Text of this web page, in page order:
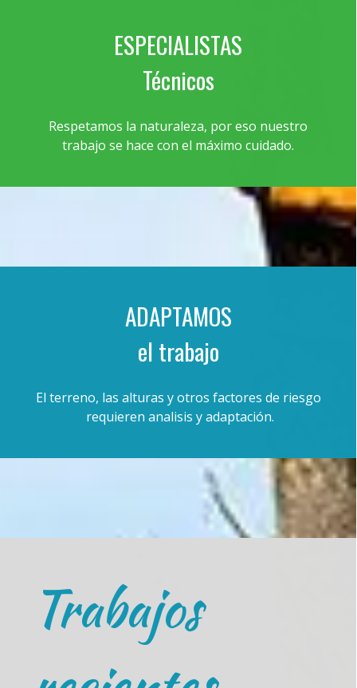
ESPECIALISTAS
Técnicos
Respetamos la naturaleza, por eso nuestro
trabajo se hace con el máximo cuidado.
ADAPTAMOS
el trabajo
El terreno, las alturas y otros factores de riesgo
requieren analisis y adaptación.
Trabajos